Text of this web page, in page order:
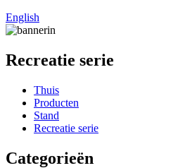
English
Recreatie serie
Thuis
Producten
Stand
Recreatie serie
Categorieën